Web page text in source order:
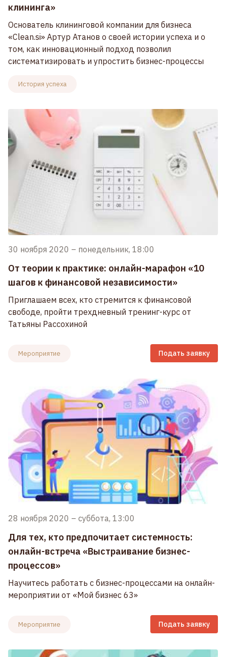
клининга»
Основатель клининговой компании для бизнеса
«Clean.si» Артур Атанов о своей истории успеха и о
том, как инновационный подход позволил
систематизировать и упростить бизнес-процессы
История успеха
30 ноября 2020 – понедельник, 18:00
От теории к практике: онлайн-марафон «10
шагов к финансовой независимости»
Приглашаем всех, кто стремится к финансовой
свободе, пройти трехдневный тренинг-курс от
Татьяны Рассохиной
Мероприятие Подать заявку
28 ноября 2020 – суббота, 13:00
Для тех, кто предпочитает системность:
онлайн-встреча «Выстраивание бизнес-
процессов»
Научитесь работать с бизнес-процессами на онлайн-
мероприятии от «Мой бизнес 63»
Мероприятие Подать заявку